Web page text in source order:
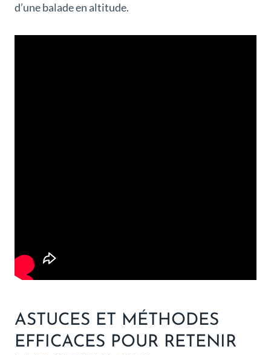
d’une balade en altitude.
ASTUCES ET MÉTHODES
EFFICACES POUR RETENIR